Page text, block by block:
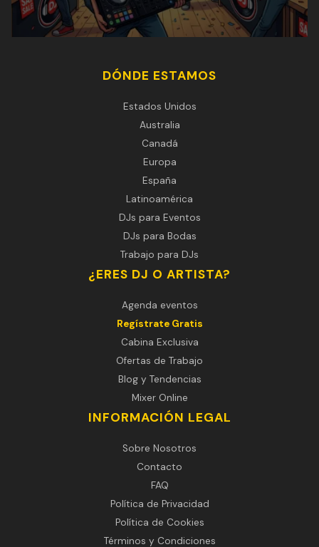
DÓNDE ESTAMOS
Estados Unidos
Australia
Canadá
Europa
España
Latinoamérica
DJs para Eventos
DJs para Bodas
Trabajo para DJs
¿ERES DJ O ARTISTA?
Agenda eventos
Regístrate Gratis
Cabina Exclusiva
Ofertas de Trabajo
Blog y Tendencias
Mixer Online
INFORMACIÓN LEGAL
Sobre Nosotros
Contacto
FAQ
Política de Privacidad
Política de Cookies
Términos y Condiciones